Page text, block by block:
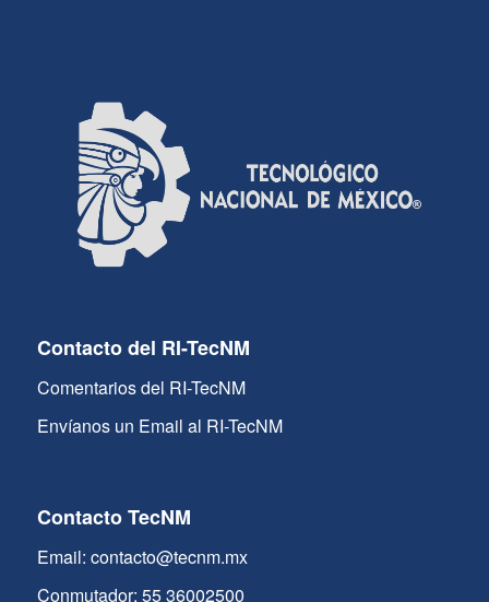
Contacto del RI-TecNM
Comentarios del RI-TecNM
Envíanos un Email al RI-TecNM
Contacto TecNM
Email: contacto@tecnm.mx
Conmutador: 55 36002500